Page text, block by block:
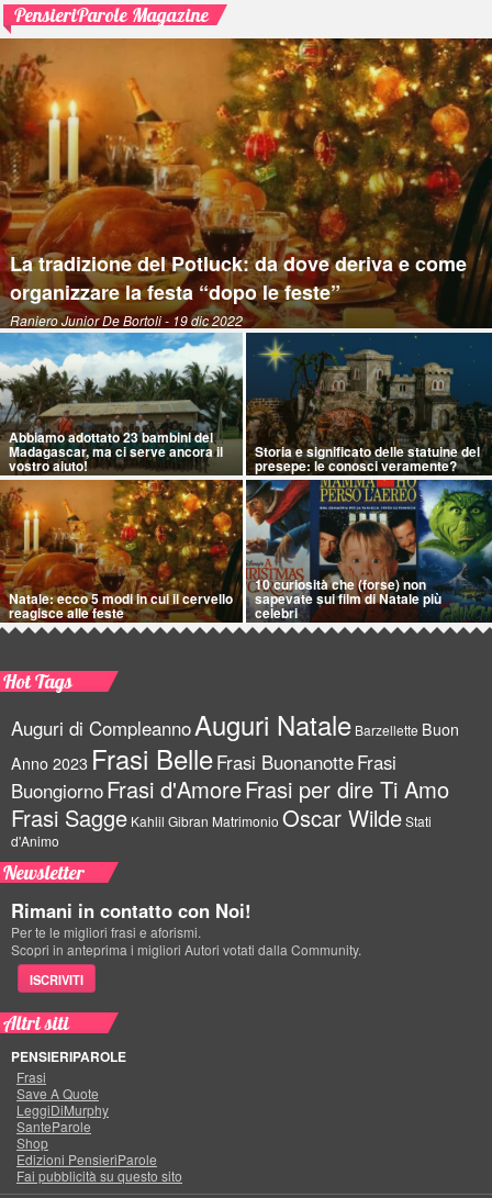
PensieriParole Magazine
La tradizione del Potluck: da dove deriva e come
organizzare la festa “dopo le feste”
Raniero Junior De Bortoli- 19 dic 2022
Abbiamo adottato 23 bambini del
Madagascar, ma ci serve ancora il
vostro aiuto!
Storia e significato delle statuine del
presepe: le conosci veramente?
Natale: ecco 5 modi in cui il cervello
reagisce alle feste
10 curiosità che (forse) non
sapevate sui film di Natale più
celebri
Hot Tags
Auguri di CompleannoAuguri Natale Barzellette Buon
Anno 2023 Frasi BelleFrasi BuonanotteFrasi
BuongiornoFrasi d'AmoreFrasi per dire Ti Amo
Frasi Sagge Kahlil Gibran Matrimonio Oscar WildeStati
d'Animo
Newsletter
Rimani in contatto con Noi!
Per te le migliori frasi e aforismi.
Scopri in anteprima i migliori Autori votati dalla Community.
ISCRIVITI
Altri siti
PENSIERIPAROLE
Frasi
Save A Quote
LeggiDiMurphy
SanteParole
Shop
Edizioni PensieriParole
Fai pubblicità su questo sito